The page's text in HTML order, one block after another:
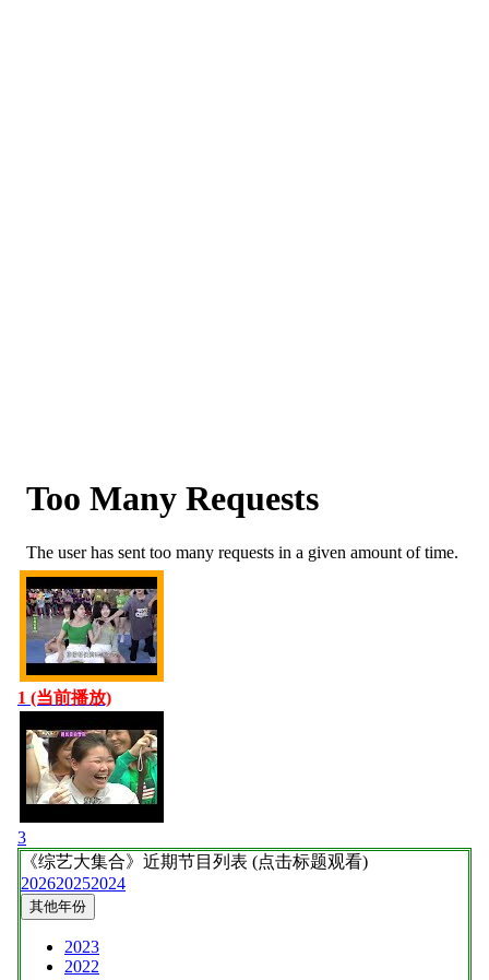
1 (当前播放)
3
《综艺大集合》 近期节目列表 (点击标题观看)
202620252024
其他年份
2023
2022